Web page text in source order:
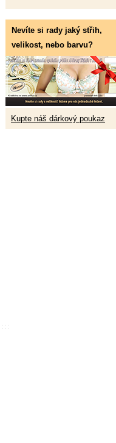
Nevíte si rady jaký střih,
velikost, nebo barvu?
Kupte náš dárkový poukaz